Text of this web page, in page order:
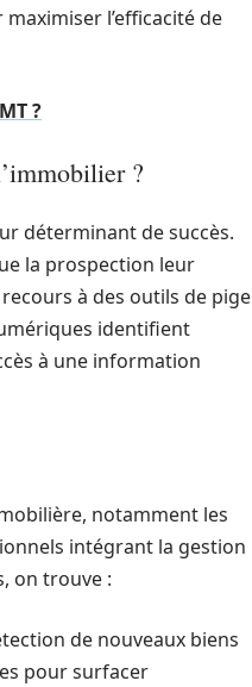
l’efficacité de
?
?
déterminant de succès.
la prospection leur
à des outils de pige
identifient
à une information
notamment les
intégrant la gestion
on trouve :
de nouveaux biens
pour surfacer